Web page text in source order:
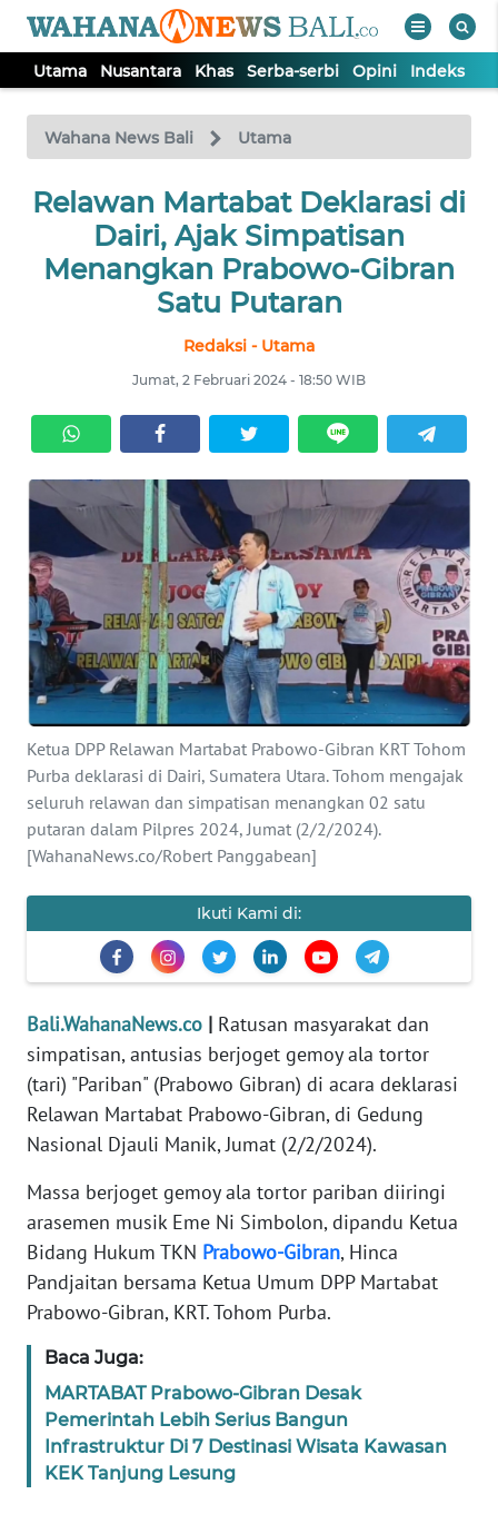
Utama Nusantara Khas Serba-serbi Opini Indeks
Wahana News Bali Utama
Relawan Martabat Deklarasi di
Dairi, Ajak Simpatisan
Menangkan Prabowo-Gibran
Satu Putaran
Redaksi - Utama
Jumat, 2 Februari 2024 - 18:50 WIB
Ketua DPP Relawan Martabat Prabowo-Gibran KRT Tohom
Purba deklarasi di Dairi, Sumatera Utara. Tohom mengajak
seluruh relawan dan simpatisan menangkan 02 satu
putaran dalam Pilpres 2024, Jumat (2/2/2024).
[WahanaNews.co/Robert Panggabean]
Ikuti Kami di:
Bali.WahanaNews.co | Ratusan masyarakat dan
simpatisan, antusias berjoget gemoy ala tortor
(tari) "Pariban" (Prabowo Gibran) di acara deklarasi
Relawan Martabat Prabowo-Gibran, di Gedung
Nasional Djauli Manik, Jumat (2/2/2024).
Massa berjoget gemoy ala tortor pariban diiringi
arasemen musik Eme Ni Simbolon, dipandu Ketua
Bidang Hukum TKN Prabowo-Gibran, Hinca
Pandjaitan bersama Ketua Umum DPP Martabat
Prabowo-Gibran, KRT. Tohom Purba.
Baca Juga:
MARTABAT Prabowo-Gibran Desak
Pemerintah Lebih Serius Bangun
Infrastruktur Di 7 Destinasi Wisata Kawasan
KEK Tanjung Lesung
TV
Tutup
UTAMA
NUSANTARA
SERBI
INDEKS
BERITA
KONTAK
KAMI
INFO
IKLAN
TENTANG
KAMI
MEDIA
REDAKSI
KARIR
DISCLAIMER
Wahana
Regional
WN
SUMUT
JAKARTA
WN
JABAR